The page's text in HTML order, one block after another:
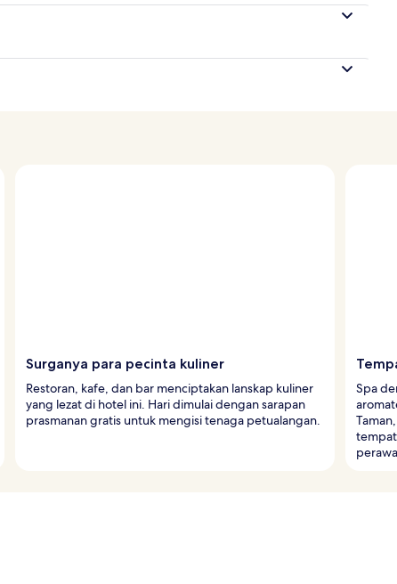
Surganya para pecinta kuliner
Restoran, kafe, dan bar menciptakan lanskap kuliner
yang lezat di hotel ini. Hari dimulai dengan sarapan
prasmanan gratis untuk mengisi tenaga petualangan.
Spa